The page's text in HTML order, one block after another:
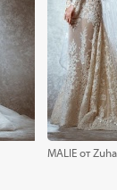
MALIE от